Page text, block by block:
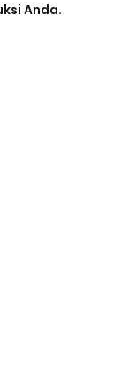
Anda.